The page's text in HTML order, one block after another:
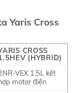
Yaris Cross
CROSS
(HYBRID)
VEX 1.5L kết
motor điện